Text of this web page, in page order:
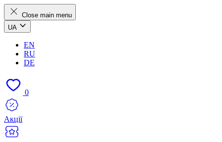
Close main menu
UA
EN
RU
DE
0
Акції